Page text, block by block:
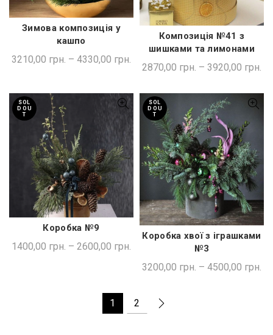
ШВИДКА ПОКУПКА
Зимова композиція у
кашпо
3210,00 грн. – 4330,00 грн.
ШВИДКА ПОКУПКА
Композиція №41 з
шишками та лимонами
2870,00 грн. – 3920,00 грн.
SOL
D OU
T
ШВИДКА ПОКУПКА
Коробка №9
1400,00 грн. – 2600,00 грн.
SOL
D OU
T
ШВИДКА ПОКУПКА
Коробка хвої з іграшками
№3
3200,00 грн. – 4500,00 грн.
1 2